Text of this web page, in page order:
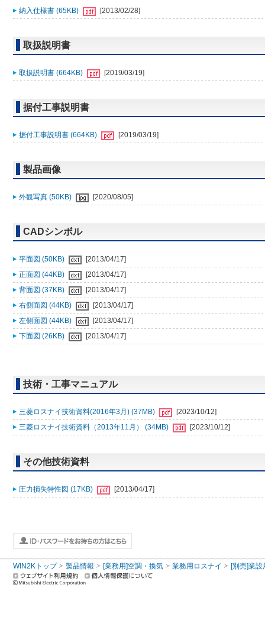
納入仕様書 (65KB) [2013/02/28]
取扱説明書
取扱説明書 (664KB) [2019/03/19]
据付工事説明書
据付工事説明書 (664KB) [2019/03/19]
製品画像
外観写真 (50KB) [2020/08/05]
CADシンボル
平面図 (50KB)
[2013/04/17]
正面図 (44KB)
[2013/04/17]
背面図 (37KB)
[2013/04/17]
右側面図 (44KB)
[2013/04/17]
左側面図 (44KB)
[2013/04/17]
下面図 (26KB)
[2013/04/17]
技術・工事マニュアル
三菱ロスナイ技術資料(2016年3月) (37MB)
[2023/10/12]
三菱ロスナイ技術資料（2013年11月） (34MB)
[2023/10/12]
その他技術資料
圧力損失特性図 (17KB) [2013/04/17]
WIN2Kトップ 製品情報 [業務用]空調・換気 業務用ロスナイ [別売]業設